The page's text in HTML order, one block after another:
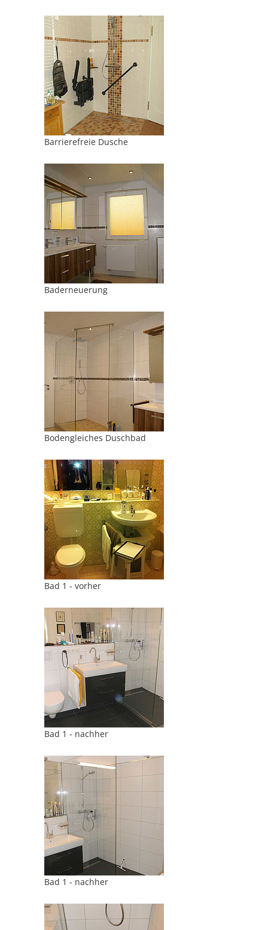
Barrierefreie Dusche
Baderneuerung
Bodengleiches Duschbad
Bad 1 - vorher
Bad 1 - nachher
Bad 1 - nachher